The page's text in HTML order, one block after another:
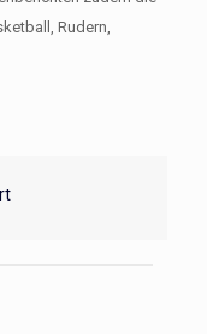
Rudern,